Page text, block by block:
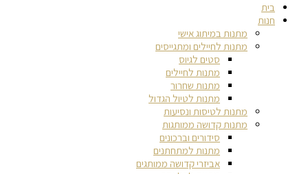
בית
חנות
מתנות במיתוג אישי
מתנות לחיילים ומתגייסים
סטים לגיוס
מתנות לחיילים
מתנות שחרור
מתנות לטיול הגדול
מתנות לטיסות ונסיעות
מתנות קדושה ממותגות
סידורים וברכונים
מתנות למתחתנים
אביזרי קדושה ממותגים